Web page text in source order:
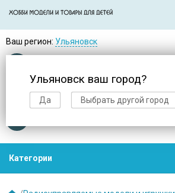
Ваш регион: Ульяновск
Ульяновск ваш город?
Да Выбрать другой город
Доставкав день заказа
Категории